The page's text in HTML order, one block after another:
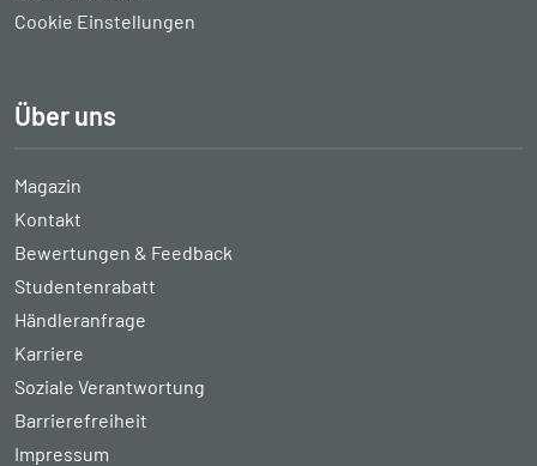
Cookie Einstellungen
Über uns
Magazin
Kontakt
Bewertungen & Feedback
Studentenrabatt
Händleranfrage
Karriere
Soziale Verantwortung
Barrierefreiheit
Impressum